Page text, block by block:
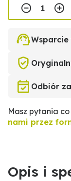
Odbiór
Masz pytania
nami przez
Opis i